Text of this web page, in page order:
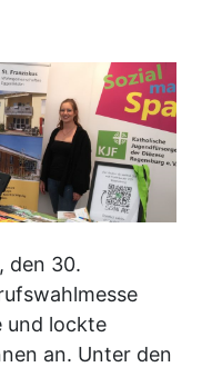
den 30.
und lockte
an. Unter den